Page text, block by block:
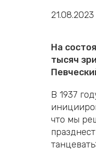
21.08.2023
На
тысяч
В 1937
что мы